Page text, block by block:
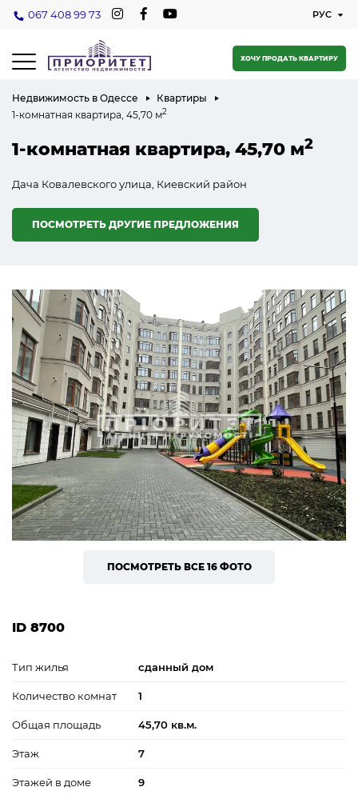
067 408 99 73
ХОЧУ ПРОДАТЬ КВАРТИРУ
Недвижимость в Одессе
Квартиры
1-комнатная квартира, 45,70 м2
1-комнатная квартира, 45,70 м2
Дача Ковалевского улица, Киевский район
ПОСМОТРЕТЬ ДРУГИЕ ПРЕДЛОЖЕНИЯ
ПОСМОТРЕТЬ ВСЕ 16 ФОТО
ID 8700
Тип жилья сданный дом
Количество комнат 1
Общая площадь 45,70 кв.м.
Этаж 7
Этажей в доме 9